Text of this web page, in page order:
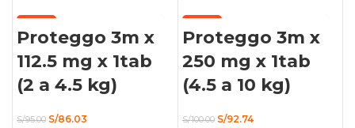
adultos y cachorros!
larga acción por 12 semanas.
Proteggo 3m x
112.5 mg x 1tab
(2 a 4.5 kg)
S/95.00 El
S/86.03
Proteggo 3m x
250 mg x 1tab
(4.5 a 10 kg)
S/100.00 El
S/92.74El